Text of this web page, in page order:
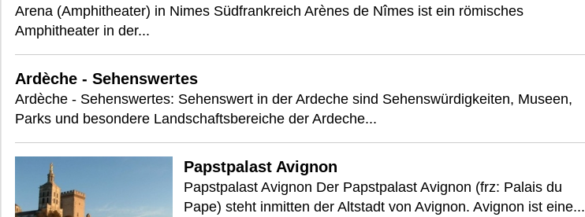
Arena (Amphitheater) in Nimes Südfrankreich Arènes de Nîmes ist ein römisches
Amphitheater in der...
Ardèche - Sehenswertes
Ardèche - Sehenswertes: Sehenswert in der Ardeche sind Sehenswürdigkeiten, Museen,
Parks und besondere Landschaftsbereiche der Ardeche...
Papstpalast Avignon
Papstpalast Avignon Der Papstpalast Avignon (frz: Palais du
Pape) steht inmitten der Altstadt von Avignon. Avignon ist eine...